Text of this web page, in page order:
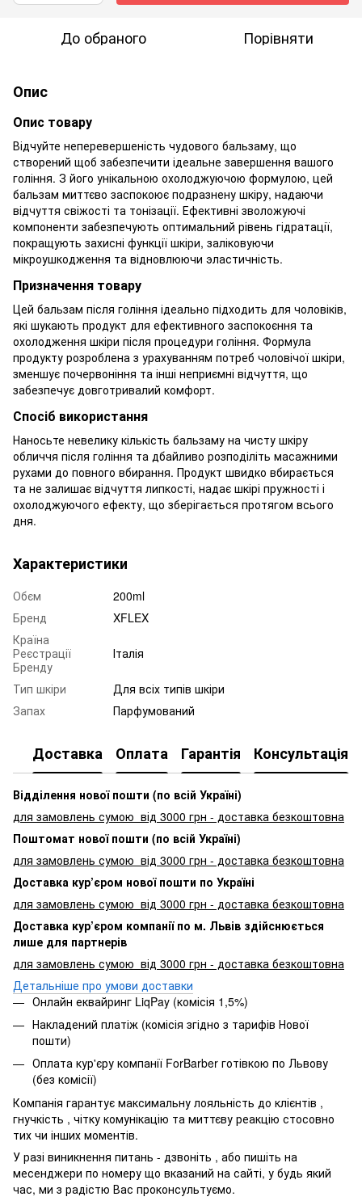
До обраного Порівняти
Опис
Опис товару
Відчуйте неперевершеність чудового бальзаму, що
створений щоб забезпечити ідеальне завершення вашого
гоління. З його унікальною охолоджуючою формулою, цей
бальзам миттєво заспокоює подразнену шкіру, надаючи
відчуття свіжості та тонізації. Ефективні зволожуючі
компоненти забезпечують оптимальний рівень гідратації,
покращують захисні функції шкіри, заліковуючи
мікроушкодження та відновлюючи эластичність.
Призначення товару
Цей бальзам після гоління ідеально підходить для чоловіків,
які шукають продукт для ефективного заспокоєння та
охолодження шкіри після процедури гоління. Формула
продукту розроблена з урахуванням потреб чоловічої шкіри,
зменшує почервоніння та інші неприємні відчуття, що
забезпечує довготривалий комфорт.
Спосіб використання
Наносьте невелику кількість бальзаму на чисту шкіру
обличчя після гоління та дбайливо розподіліть масажними
рухами до повного вбирання. Продукт швидко вбирається
та не залишає відчуття липкості, надає шкірі пружності і
охолоджуючого ефекту, що зберігається протягом всього
дня.
Характеристики
Обєм
200ml
Бренд
XFLEX
Країна
Реєстрації
Бренду
Італія
Тип шкіри
Для всіх типів шкіри
Запах
Парфумований
Доставка Оплата Гарантія Консультація
Відділення нової пошти (по всій Україні)
для замовлень сумою від 3000 грн - доставка безкоштовна
Поштомат нової пошти (по всій Україні)
для замовлень сумою від 3000 грн - доставка безкоштовна
Доставка кур’єром нової пошти по Україні
для замовлень сумою від 3000 грн - доставка безкоштовна
Доставка кур’єром компанії по м. Львів здійснюється
лише для партнерів
для замовлень сумою від 3000 грн - доставка безкоштовна
Детальніше про умови доставки
Онлайн еквайринг LiqPay (комісія 1,5%)
Накладений платіж (комісія згідно з тарифів Нової
пошти)
Оплата кур'єру компанії ForBarber готівкою по Львову
(без комісії)
Компанія гарантує максимальну лояльність до клієнтів ,
гнучкість , чітку комунікацію та миттєву реакцію стосовно
тих чи інших моментів.
У разі виникнення питань - дзвоніть , або пишіть на
месенджери по номеру що вказаний на сайті, у будь який
час, ми з радістю Вас проконсультуємо.